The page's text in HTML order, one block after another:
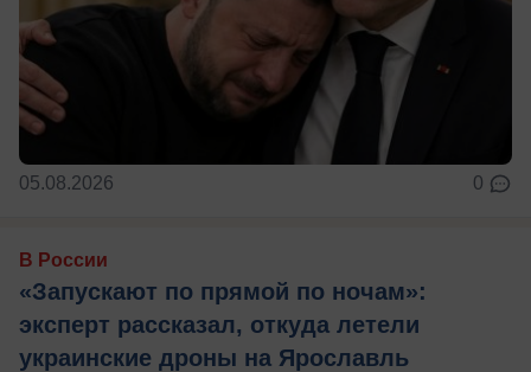
05.08.2026 0
В России
«Запускают по прямой по ночам»:
эксперт рассказал, откуда летели
украинские дроны на Ярославль